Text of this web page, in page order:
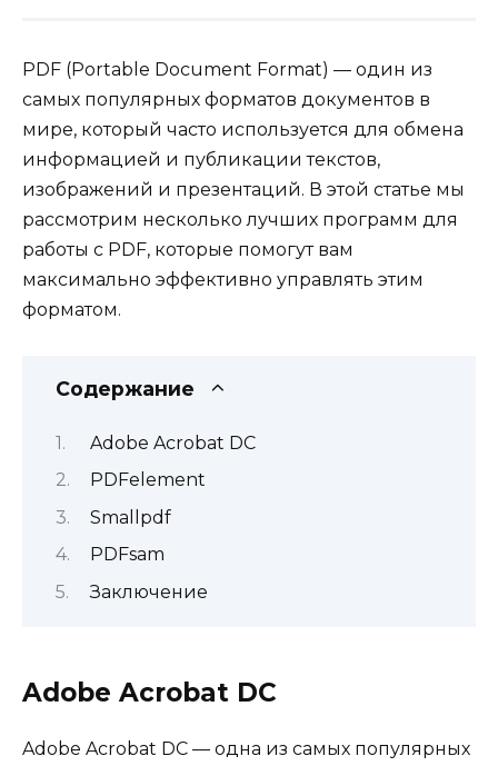
PDF (Portable Document Format) — один из
самых популярных форматов документов в
мире, который часто используется для обмена
информацией и публикации текстов,
изображений и презентаций. В этой статье мы
рассмотрим несколько лучших программ для
работы с PDF, которые помогут вам
максимально эффективно управлять этим
форматом.
Содержание
Adobe Acrobat DC
PDFelement
Smallpdf
PDFsam
Заключение
Adobe Acrobat DC
Adobe Acrobat DC — одна из самых популярных